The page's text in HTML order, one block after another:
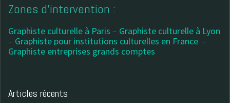
Zones d’intervention :
Graphiste culturelle à Paris – Graphiste culturelle à Lyon
– Graphiste pour institutions culturelles en France –
Graphiste entreprises grands comptes
Articles récents